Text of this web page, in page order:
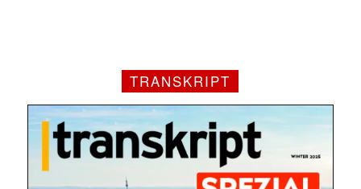
TRANSKRIPT